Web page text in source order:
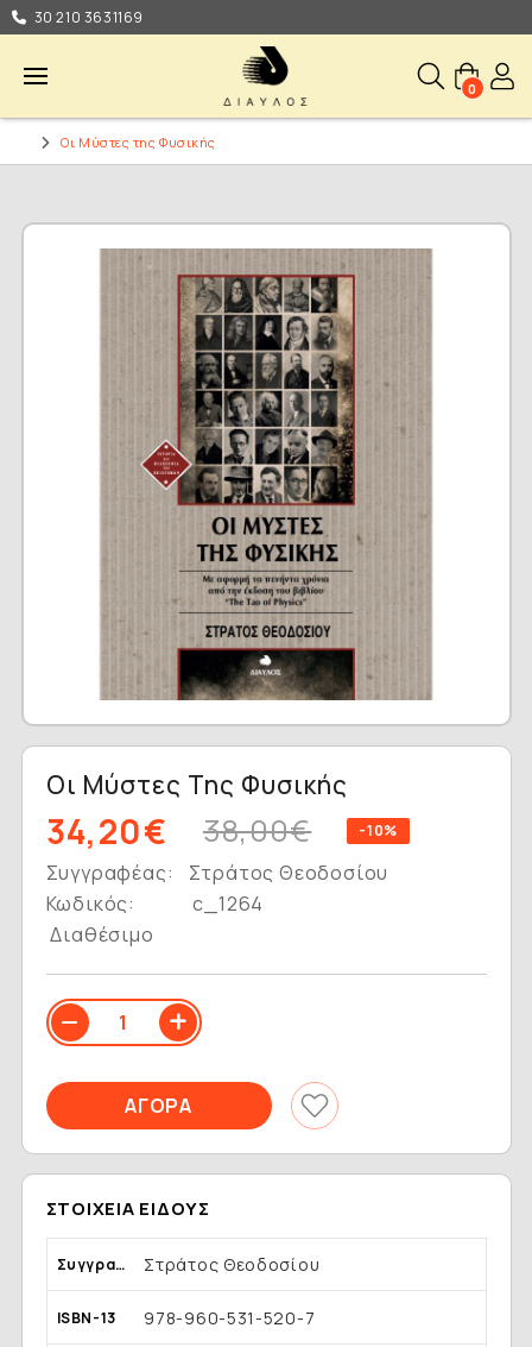
30 210 3631169
0
Οι Μύστες της Φυσικής
Οι Μύστες Της Φυσικής
34,20€ 38,00€ -10%
Συγγραφέας:
Στράτος Θεοδοσίου
Κωδικός:
c_1264
Διαθέσιμο
ΣΤΟΙΧΕΊΑ ΕΊΔΟΥΣ
Συγγραφέας Στράτος Θεοδοσίου
ISBN-13 978-960-531-520-7